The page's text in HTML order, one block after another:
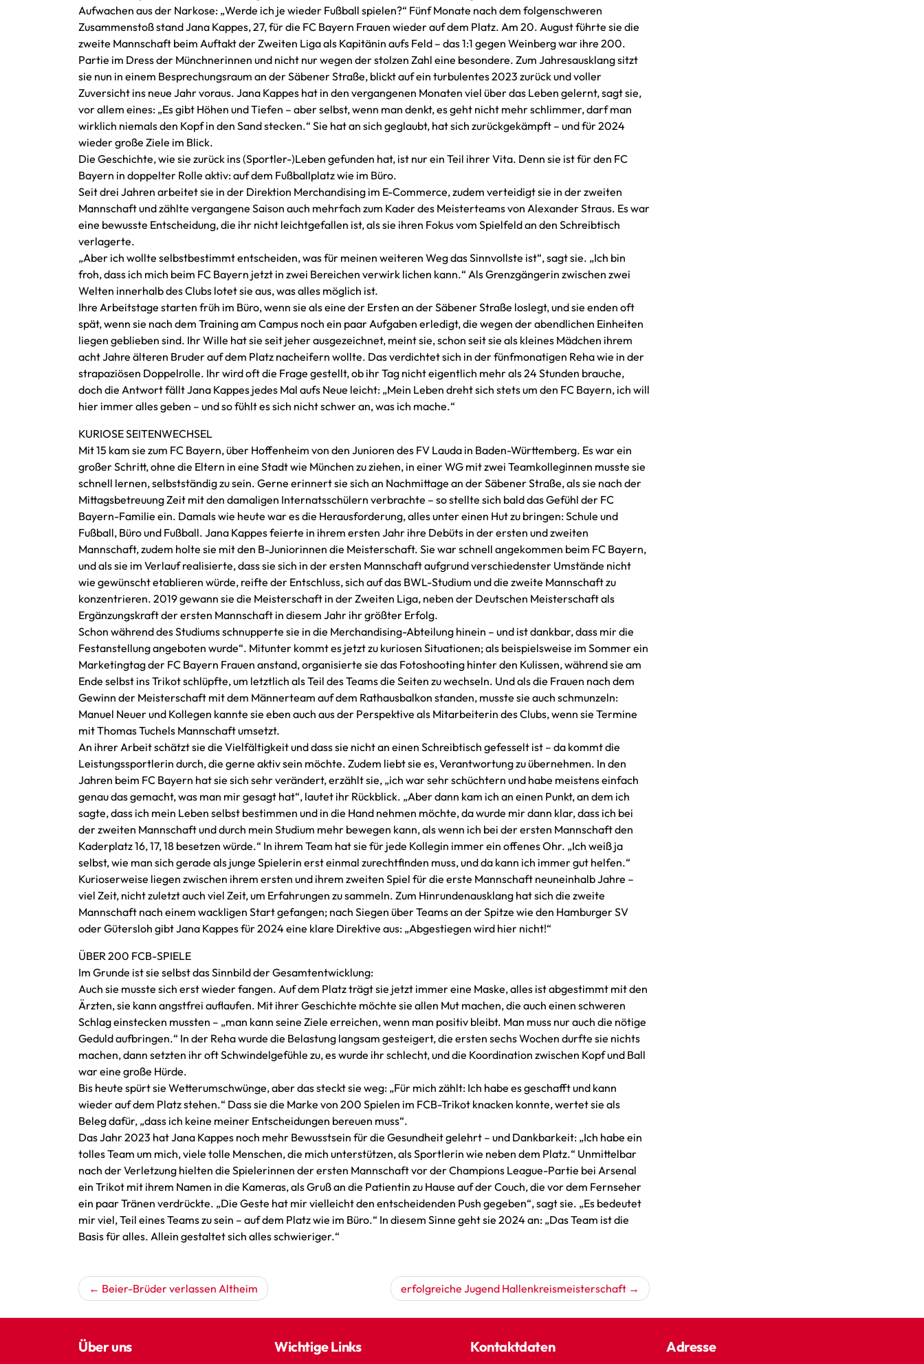
Aufwachen aus der Narkose: „Werde ich je wieder Fußball spielen?“ Fünf Monate nach dem folgenschweren
Zusammenstoß stand Jana Kappes, 27, für die FC Bayern Frauen wieder auf dem Platz. Am 20. August führte sie die
zweite Mannschaft beim Auftakt der Zweiten Liga als Kapitänin aufs Feld – das 1:1 gegen Weinberg war ihre 200.
Partie im Dress der Münchnerinnen und nicht nur wegen der stolzen Zahl eine besondere. Zum Jahresausklang sitzt
sie nun in einem Besprechungsraum an der Säbener Straße, blickt auf ein turbulentes 2023 zurück und voller
Zuversicht ins neue Jahr voraus. Jana Kappes hat in den vergangenen Monaten viel über das Leben gelernt, sagt sie,
vor allem eines: „Es gibt Höhen und Tiefen – aber selbst, wenn man denkt, es geht nicht mehr schlimmer, darf man
wirklich niemals den Kopf in den Sand stecken.“ Sie hat an sich geglaubt, hat sich zurückgekämpft – und für 2024
wieder große Ziele im Blick.
Die Geschichte, wie sie zurück ins (Sportler-)Leben gefunden hat, ist nur ein Teil ihrer Vita. Denn sie ist für den FC
Bayern in doppelter Rolle aktiv: auf dem Fußballplatz wie im Büro.
Seit drei Jahren arbeitet sie in der Direktion Merchandising im E-Commerce, zudem verteidigt sie in der zweiten
Mannschaft und zählte vergangene Saison auch mehrfach zum Kader des Meisterteams von Alexander Straus. Es war
eine bewusste Entscheidung, die ihr nicht leichtgefallen ist, als sie ihren Fokus vom Spielfeld an den Schreibtisch
verlagerte.
„Aber ich wollte selbstbestimmt entscheiden, was für meinen weiteren Weg das Sinnvollste ist“, sagt sie. „Ich bin
froh, dass ich mich beim FC Bayern jetzt in zwei Bereichen verwirk lichen kann.“ Als Grenzgängerin zwischen zwei
Welten innerhalb des Clubs lotet sie aus, was alles möglich ist.
Ihre Arbeitstage starten früh im Büro, wenn sie als eine der Ersten an der Säbener Straße loslegt, und sie enden oft
spät, wenn sie nach dem Training am Campus noch ein paar Aufgaben erledigt, die wegen der abendlichen Einheiten
liegen geblieben sind. Ihr Wille hat sie seit jeher ausgezeichnet, meint sie, schon seit sie als kleines Mädchen ihrem
acht Jahre älteren Bruder auf dem Platz nacheifern wollte. Das verdichtet sich in der fünfmonatigen Reha wie in der
strapaziösen Doppelrolle. Ihr wird oft die Frage gestellt, ob ihr Tag nicht eigentlich mehr als 24 Stunden brauche,
doch die Antwort fällt Jana Kappes jedes Mal aufs Neue leicht: „Mein Leben dreht sich stets um den FC Bayern, ich will
hier immer alles geben – und so fühlt es sich nicht schwer an, was ich mache.“
KURIOSE SEITENWECHSEL
Mit 15 kam sie zum FC Bayern, über Hoffenheim von den Junioren des FV Lauda in Baden-Württemberg. Es war ein
großer Schritt, ohne die Eltern in eine Stadt wie München zu ziehen, in einer WG mit zwei Teamkolleginnen musste sie
schnell lernen, selbstständig zu sein. Gerne erinnert sie sich an Nachmittage an der Säbener Straße, als sie nach der
Mittagsbetreuung Zeit mit den damaligen Internatsschülern verbrachte – so stellte sich bald das Gefühl der FC
Bayern-Familie ein. Damals wie heute war es die Herausforderung, alles unter einen Hut zu bringen: Schule und
Fußball, Büro und Fußball. Jana Kappes feierte in ihrem ersten Jahr ihre Debüts in der ersten und zweiten
Mannschaft, zudem holte sie mit den B-Juniorinnen die Meisterschaft. Sie war schnell angekommen beim FC Bayern,
und als sie im Verlauf realisierte, dass sie sich in der ersten Mannschaft aufgrund verschiedenster Umstände nicht
wie gewünscht etablieren würde, reifte der Entschluss, sich auf das BWL-Studium und die zweite Mannschaft zu
konzentrieren. 2019 gewann sie die Meisterschaft in der Zweiten Liga, neben der Deutschen Meisterschaft als
Ergänzungskraft der ersten Mannschaft in diesem Jahr ihr größter Erfolg.
Schon während des Studiums schnupperte sie in die Merchandising-Abteilung hinein – und ist dankbar, dass mir die
Festanstellung angeboten wurde“. Mitunter kommt es jetzt zu kuriosen Situationen; als beispielsweise im Sommer ein
Marketingtag der FC Bayern Frauen anstand, organisierte sie das Fotoshooting hinter den Kulissen, während sie am
Ende selbst ins Trikot schlüpfte, um letztlich als Teil des Teams die Seiten zu wechseln. Und als die Frauen nach dem
Gewinn der Meisterschaft mit dem Männerteam auf dem Rathausbalkon standen, musste sie auch schmunzeln:
Manuel Neuer und Kollegen kannte sie eben auch aus der Perspektive als Mitarbeiterin des Clubs, wenn sie Termine
mit Thomas Tuchels Mannschaft umsetzt.
An ihrer Arbeit schätzt sie die Vielfältigkeit und dass sie nicht an einen Schreibtisch gefesselt ist – da kommt die
Leistungssportlerin durch, die gerne aktiv sein möchte. Zudem liebt sie es, Verantwortung zu übernehmen. In den
Jahren beim FC Bayern hat sie sich sehr verändert, erzählt sie, „ich war sehr schüchtern und habe meistens einfach
genau das gemacht, was man mir gesagt hat“, lautet ihr Rückblick. „Aber dann kam ich an einen Punkt, an dem ich
sagte, dass ich mein Leben selbst bestimmen und in die Hand nehmen möchte, da wurde mir dann klar, dass ich bei
der zweiten Mannschaft und durch mein Studium mehr bewegen kann, als wenn ich bei der ersten Mannschaft den
Kaderplatz 16, 17, 18 besetzen würde.“ In ihrem Team hat sie für jede Kollegin immer ein offenes Ohr. „Ich weiß ja
selbst, wie man sich gerade als junge Spielerin erst einmal zurechtfinden muss, und da kann ich immer gut helfen.“
Kurioserweise liegen zwischen ihrem ersten und ihrem zweiten Spiel für die erste Mannschaft neuneinhalb Jahre –
viel Zeit, nicht zuletzt auch viel Zeit, um Erfahrungen zu sammeln. Zum Hinrundenausklang hat sich die zweite
Mannschaft nach einem wackligen Start gefangen; nach Siegen über Teams an der Spitze wie den Hamburger SV
oder Gütersloh gibt Jana Kappes für 2024 eine klare Direktive aus: „Abgestiegen wird hier nicht!“
ÜBER 200 FCB-SPIELE
Im Grunde ist sie selbst das Sinnbild der Gesamtentwicklung:
Auch sie musste sich erst wieder fangen. Auf dem Platz trägt sie jetzt immer eine Maske, alles ist abgestimmt mit den
Ärzten, sie kann angstfrei auflaufen. Mit ihrer Geschichte möchte sie allen Mut machen, die auch einen schweren
Schlag einstecken mussten – „man kann seine Ziele erreichen, wenn man positiv bleibt. Man muss nur auch die nötige
Geduld aufbringen.“ In der Reha wurde die Belastung langsam gesteigert, die ersten sechs Wochen durfte sie nichts
machen, dann setzten ihr oft Schwindelgefühle zu, es wurde ihr schlecht, und die Koordination zwischen Kopf und Ball
war eine große Hürde.
Bis heute spürt sie Wetterumschwünge, aber das steckt sie weg: „Für mich zählt: Ich habe es geschafft und kann
wieder auf dem Platz stehen.“ Dass sie die Marke von 200 Spielen im FCB-Trikot knacken konnte, wertet sie als
Beleg dafür, „dass ich keine meiner Entscheidungen bereuen muss“.
Das Jahr 2023 hat Jana Kappes noch mehr Bewusstsein für die Gesundheit gelehrt – und Dankbarkeit: „Ich habe ein
tolles Team um mich, viele tolle Menschen, die mich unterstützen, als Sportlerin wie neben dem Platz.“ Unmittelbar
nach der Verletzung hielten die Spielerinnen der ersten Mannschaft vor der Champions League-Partie bei Arsenal
ein Trikot mit ihrem Namen in die Kameras, als Gruß an die Patientin zu Hause auf der Couch, die vor dem Fernseher
ein paar Tränen verdrückte. „Die Geste hat mir vielleicht den entscheidenden Push gegeben“, sagt sie. „Es bedeutet
mir viel, Teil eines Teams zu sein – auf dem Platz wie im Büro.“ In diesem Sinne geht sie 2024 an: „Das Team ist die
Basis für alles. Allein gestaltet sich alles schwieriger.“
Beitragsnavigation
Beier-Brüder verlassen Altheim erfolgreiche Jugend Hallenkreismeisterschaft
Über uns Wichtige Links Kontaktdaten Adresse